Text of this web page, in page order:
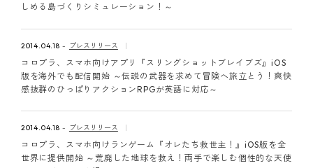
しめる島づくりシミュレーション！～
2014.04.18 プレスリリース
コロプラ、スマホ向けアプリ『スリングショットブレイブズ』iOS
版を海外でも配信開始 ～伝説の武器を求めて冒険へ旅立とう！爽快
感抜群のひっぱりアクションRPGが英語に対応～
2014.04.18 プレスリリース
コロプラ、スマホ向けランゲーム『オレたち救世主！』iOS版を全
世界に提供開始 ～荒廃した地球を救え！両手で楽しむ個性的な天使